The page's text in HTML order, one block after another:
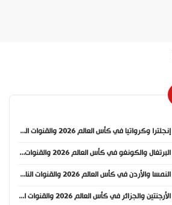
موعد مباراة إنجلترا وكرواتيا في كأس العالم 2026 والقنوات الناقلة
موعد مباراة البرتغال والكونغو في كأس العالم 2026 والقنوات الناقلة
موعد مباراة النمسا والأردن في كأس العالم 2026 والقنوات الناقلة
موعد مباراة الأرجنتين والجزائر في كأس العالم 2026 والقنوات الناقلة